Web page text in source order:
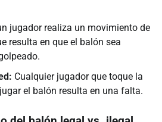
jugador realiza un movimiento de
resulta en que el balón sea
Cualquier jugador que toque la
el balón resulta en una falta.